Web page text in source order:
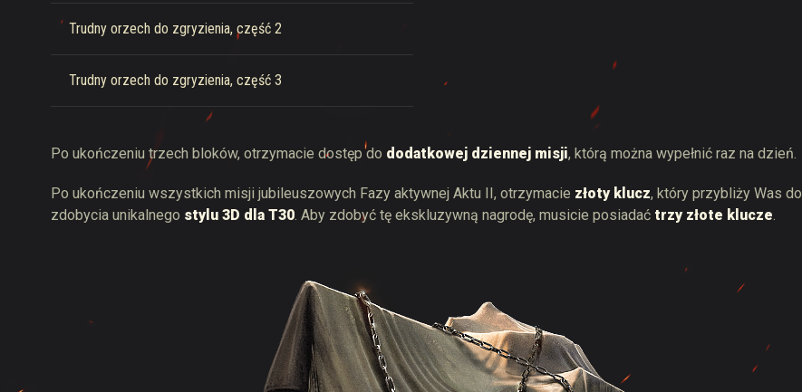
Trudny orzech do zgryzienia, część 2
Trudny orzech do zgryzienia, część 3
Po ukończeniu trzech bloków, otrzymacie dostęp do dodatkowej dziennej misji, którą można wypełnić raz na dzień.
Po ukończeniu wszystkich misji jubileuszowych Fazy aktywnej Aktu II, otrzymacie złoty klucz, który przybliży Was do
zdobycia unikalnego stylu 3D dla Т30. Aby zdobyć tę ekskluzywną nagrodę, musicie posiadać trzy złote klucze.